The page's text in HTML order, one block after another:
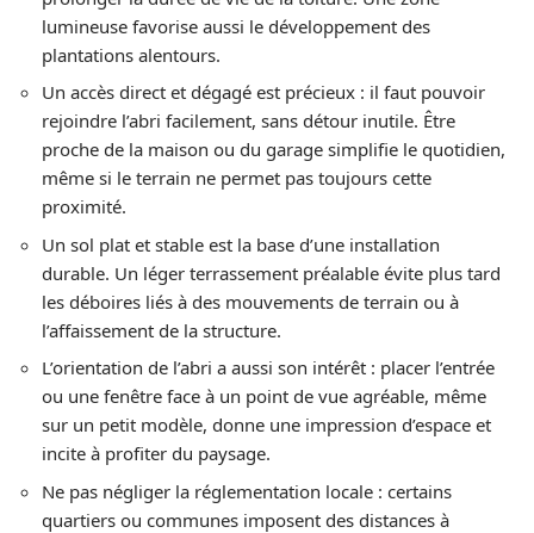
lumineuse favorise aussi le développement des
plantations alentours.
Un accès direct et dégagé est précieux : il faut pouvoir
rejoindre l’abri facilement, sans détour inutile. Être
proche de la maison ou du garage simplifie le quotidien,
même si le terrain ne permet pas toujours cette
proximité.
Un sol plat et stable est la base d’une installation
durable. Un léger terrassement préalable évite plus tard
les déboires liés à des mouvements de terrain ou à
l’affaissement de la structure.
L’orientation de l’abri a aussi son intérêt : placer l’entrée
ou une fenêtre face à un point de vue agréable, même
sur un petit modèle, donne une impression d’espace et
incite à profiter du paysage.
Ne pas négliger la réglementation locale : certains
quartiers ou communes imposent des distances à